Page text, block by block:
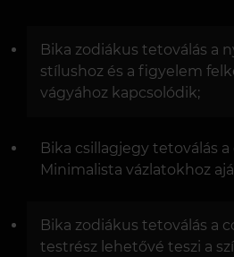
Bika zodiákus tetoválás a
stílushoz és a figyelem
vágyához kapcsolódik;
Bika csillagjegy tetoválás a
Minimalista vázlatokhoz
Bika zodiákus tetoválás a
testrész lehetővé teszi a